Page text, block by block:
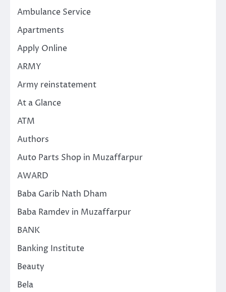
Ambulance Service
Apartments
Apply Online
ARMY
Army reinstatement
At a Glance
ATM
Authors
Auto Parts Shop in Muzaffarpur
AWARD
Baba Garib Nath Dham
Baba Ramdev in Muzaffarpur
BANK
Banking Institute
Beauty
Bela